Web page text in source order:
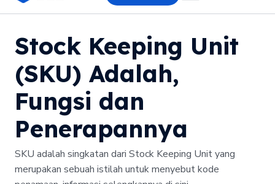
Stock Keeping Unit
(SKU) Adalah,
Fungsi dan
Penerapannya
SKU adalah singkatan dari Stock Keeping Unit yang
merupakan sebuah istilah untuk menyebut kode